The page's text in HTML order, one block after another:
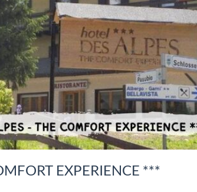
EXPERIENCE ***